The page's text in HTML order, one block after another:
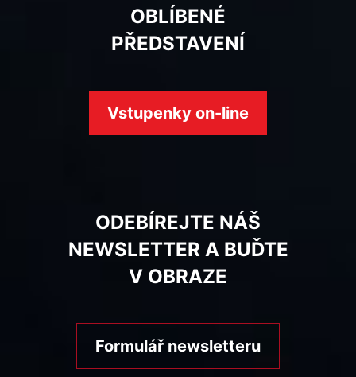
OBLÍBENÉ
PŘEDSTAVENÍ
Vstupenky on-line
ODEBÍREJTE NÁŠ
NEWSLETTER A BUĎTE
V OBRAZE
Formulář newsletteru